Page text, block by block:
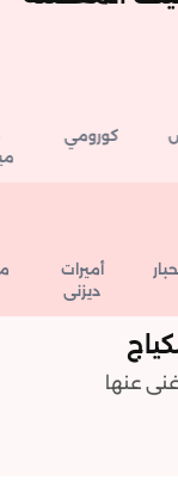
كورومي
أميرات
ديزني
غنى عنها